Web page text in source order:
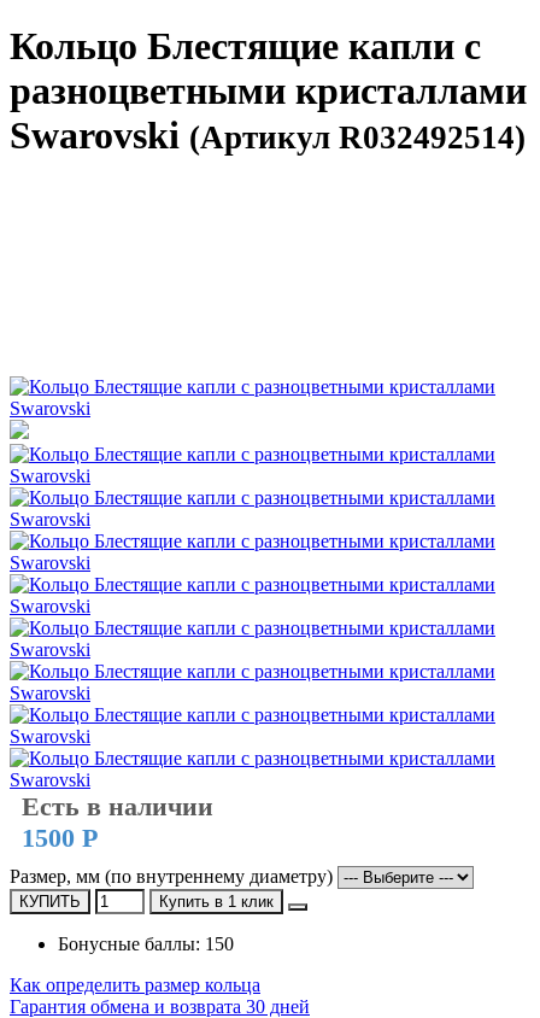
Кольцо Блестящие капли с
разноцветными кристаллами
Swarovski (Артикул R032492514)
Есть в наличии
1500 Р
Размер, мм (по внутреннему диаметру)
КУПИТЬ Купить в 1 клик
Бонусные баллы: 150
Как определить размер кольца
Гарантия обмена и возврата 30 дней